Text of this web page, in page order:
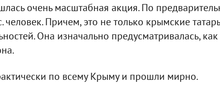
очень масштабная акция. По
Причем, это не только крымские
Она изначально предусматривалась, как
по всему Крыму и прошли мирно.